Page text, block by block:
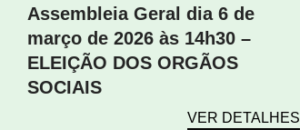
Assembleia Geral dia 6 de
março de 2026 às 14h30 –
ELEIÇÃO DOS ORGÃOS
SOCIAIS
VER DETALHES